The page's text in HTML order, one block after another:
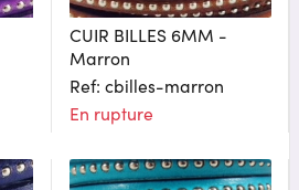
CUIR BILLES 6MM -
Marron
Ref: cbilles-marron
En rupture